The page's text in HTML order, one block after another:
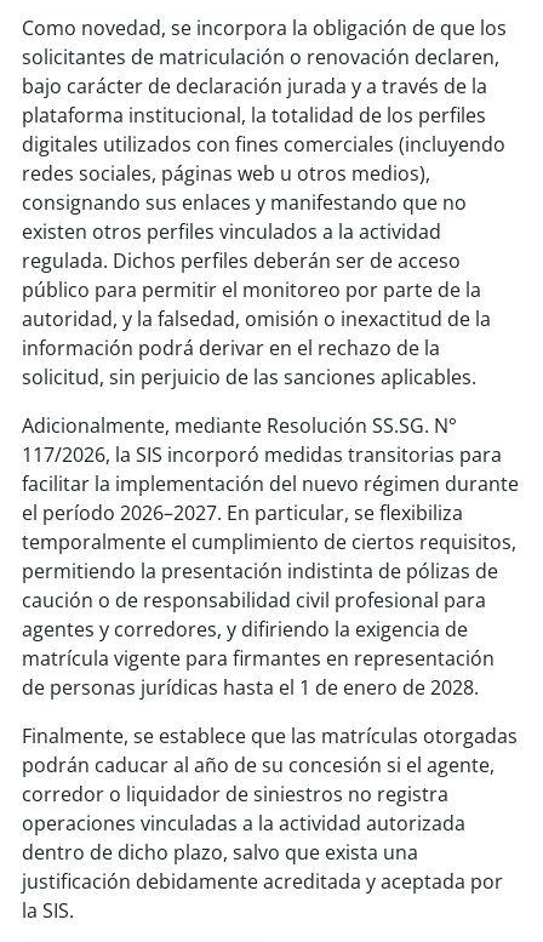
Como novedad, se incorpora la obligación de que los
solicitantes de matriculación o renovación declaren,
bajo carácter de declaración jurada y a través de la
plataforma institucional, la totalidad de los perfiles
digitales utilizados con fines comerciales (incluyendo
redes sociales, páginas web u otros medios),
consignando sus enlaces y manifestando que no
existen otros perfiles vinculados a la actividad
regulada. Dichos perfiles deberán ser de acceso
público para permitir el monitoreo por parte de la
autoridad, y la falsedad, omisión o inexactitud de la
información podrá derivar en el rechazo de la
solicitud, sin perjuicio de las sanciones aplicables.
Adicionalmente, mediante Resolución SS.SG. N°
117/2026, la SIS incorporó medidas transitorias para
facilitar la implementación del nuevo régimen durante
el período 2026–2027. En particular, se flexibiliza
temporalmente el cumplimiento de ciertos requisitos,
permitiendo la presentación indistinta de pólizas de
caución o de responsabilidad civil profesional para
agentes y corredores, y difiriendo la exigencia de
matrícula vigente para firmantes en representación
de personas jurídicas hasta el 1 de enero de 2028.
Finalmente, se establece que las matrículas otorgadas
podrán caducar al año de su concesión si el agente,
corredor o liquidador de siniestros no registra
operaciones vinculadas a la actividad autorizada
dentro de dicho plazo, salvo que exista una
justificación debidamente acreditada y aceptada por
la SIS.